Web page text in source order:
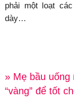
phải một loạt
dày…
» Mẹ bầu
“vàng” để tốt